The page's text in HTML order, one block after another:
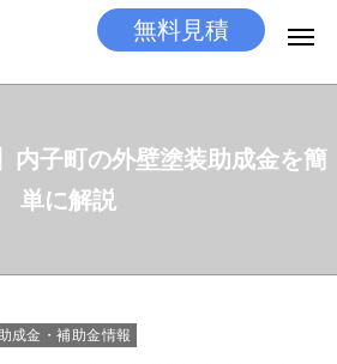
無料見積
内子町の外壁塗装助成金を簡
単に解説
成金・補助金情報
電話する